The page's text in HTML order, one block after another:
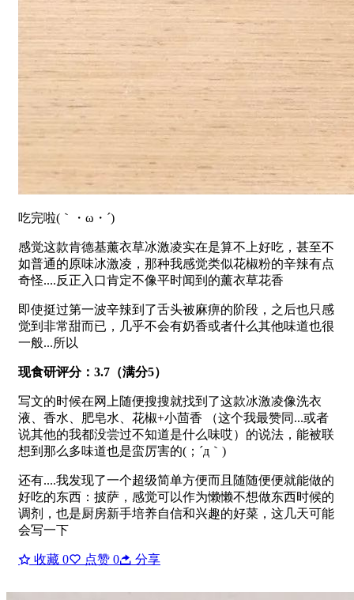
吃完啦(｀・ω・´)
感觉这款肯德基薰衣草冰激凌实在是算不上好吃，甚至不
如普通的原味冰激凌，那种我感觉类似花椒粉的辛辣有点
奇怪....反正入口肯定不像平时闻到的薰衣草花香
即使挺过第一波辛辣到了舌头被麻痹的阶段，之后也只感
觉到非常甜而已，几乎不会有奶香或者什么其他味道也很
一般...所以
现食研评分：3.7（满分5）
写文的时候在网上随便搜搜就找到了这款冰激凌像洗衣
液、香水、肥皂水、花椒+小茴香 （这个我最赞同...或者
说其他的我都没尝过不知道是什么味哎）的说法，能被联
想到那么多味道也是蛮厉害的(；´д｀)ゞ
还有....我发现了一个超级简单方便而且随随便便就能做的
好吃的东西：披萨，感觉可以作为懒懒不想做东西时候的
调剂，也是厨房新手培养自信和兴趣的好菜，这几天可能
会写一下
收藏 0 点赞 0 分享